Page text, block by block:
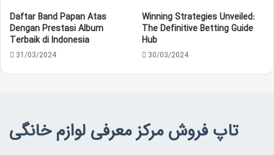
Daftar Band Papan Atas
Dengan Prestasi Album
Terbaik di Indonesia
31/03/2024
Winning Strategies Unveiled:
The Definitive Betting Guide
Hub
30/03/2024
تاپ فروش مرکز معرفی لوازم خانگی